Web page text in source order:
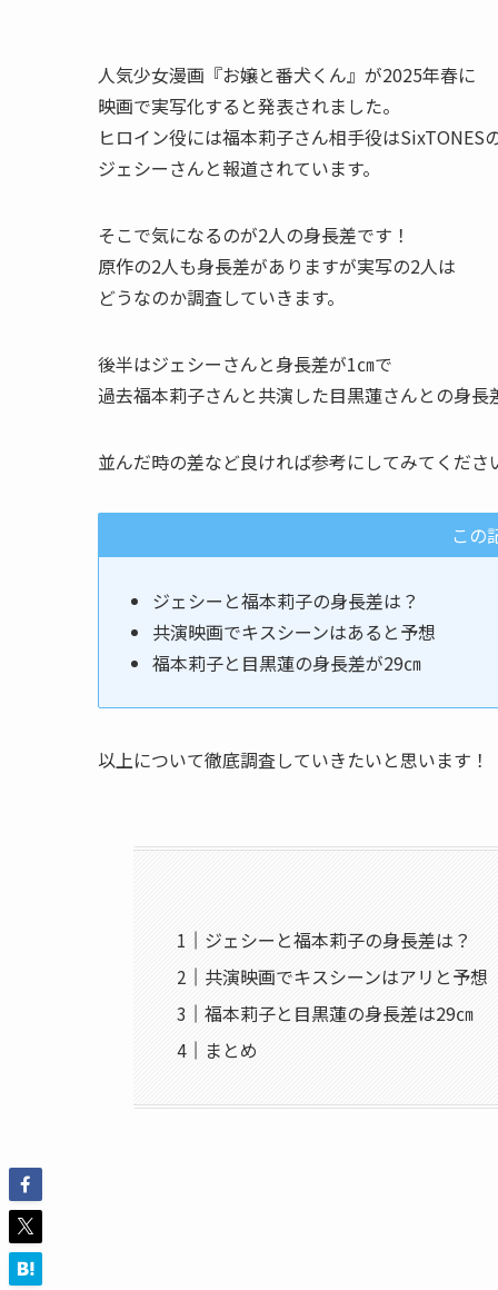
人気少女漫画『お嬢と番犬くん』が2025年春に
映画で実写化すると発表されました。
ヒロイン役には福本莉子さん相手役はSixTONES
ジェシーさんと報道されています。
そこで気になるのが2人の身長差です！
原作の2人も身長差がありますが実写の2人は
どうなのか調査していきます。
後半はジェシーさんと身長差が1㎝で
過去福本莉子さんと共演した目黒蓮さんとの身長
並んだ時の差など良ければ参考にしてみてくださ
この
ジェシーと福本莉子の身長差は？
共演映画でキスシーンはあると予想
福本莉子と目黒蓮の身長差が29㎝
以上について徹底調査していきたいと思います！
ジェシーと福本莉子の身長差は？
共演映画でキスシーンはアリと予想
福本莉子と目黒蓮の身長差は29㎝
まとめ